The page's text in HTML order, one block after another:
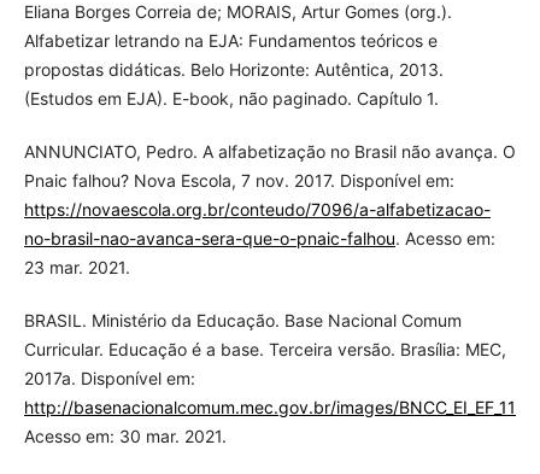
Eliana Borges Correia de; MORAIS, Artur Gomes (org.).
Alfabetizar letrando na EJA: Fundamentos teóricos e
propostas didáticas. Belo Horizonte: Autêntica, 2013.
(Estudos em EJA). E-book, não paginado. Capítulo 1.
ANNUNCIATO, Pedro. A alfabetização no Brasil não avança. O
Pnaic falhou? Nova Escola, 7 nov. 2017. Disponível em:
https://novaescola.org.br/conteudo/7096/a-alfabetizacao-
no-brasil-nao-avanca-sera-que-o-pnaic-falhou. Acesso em:
23 mar. 2021.
BRASIL. Ministério da Educação. Base Nacional Comum
Curricular. Educação é a base. Terceira versão. Brasília: MEC,
2017a. Disponível em:
http://basenacionalcomum.mec.gov.br/images/
Acesso em: 30 mar. 2021.